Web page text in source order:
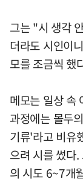
그는 "시 생각
더라도 시인이
모를 조금씩 했
메모는 일상 속
과정에는 몰두
기류'라고 비유
으려 시를 썼다
의 시도 6~7개